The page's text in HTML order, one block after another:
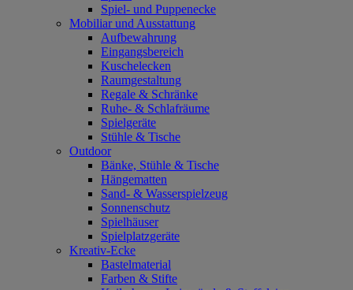
Spiel- und Puppenecke
Mobiliar und Ausstattung
Aufbewahrung
Eingangsbereich
Kuschelecken
Raumgestaltung
Regale & Schränke
Ruhe- & Schlafräume
Spielgeräte
Stühle & Tische
Outdoor
Bänke, Stühle & Tische
Hängematten
Sand- & Wasserspielzeug
Sonnenschutz
Spielhäuser
Spielplatzgeräte
Kreativ-Ecke
Bastelmaterial
Farben & Stifte